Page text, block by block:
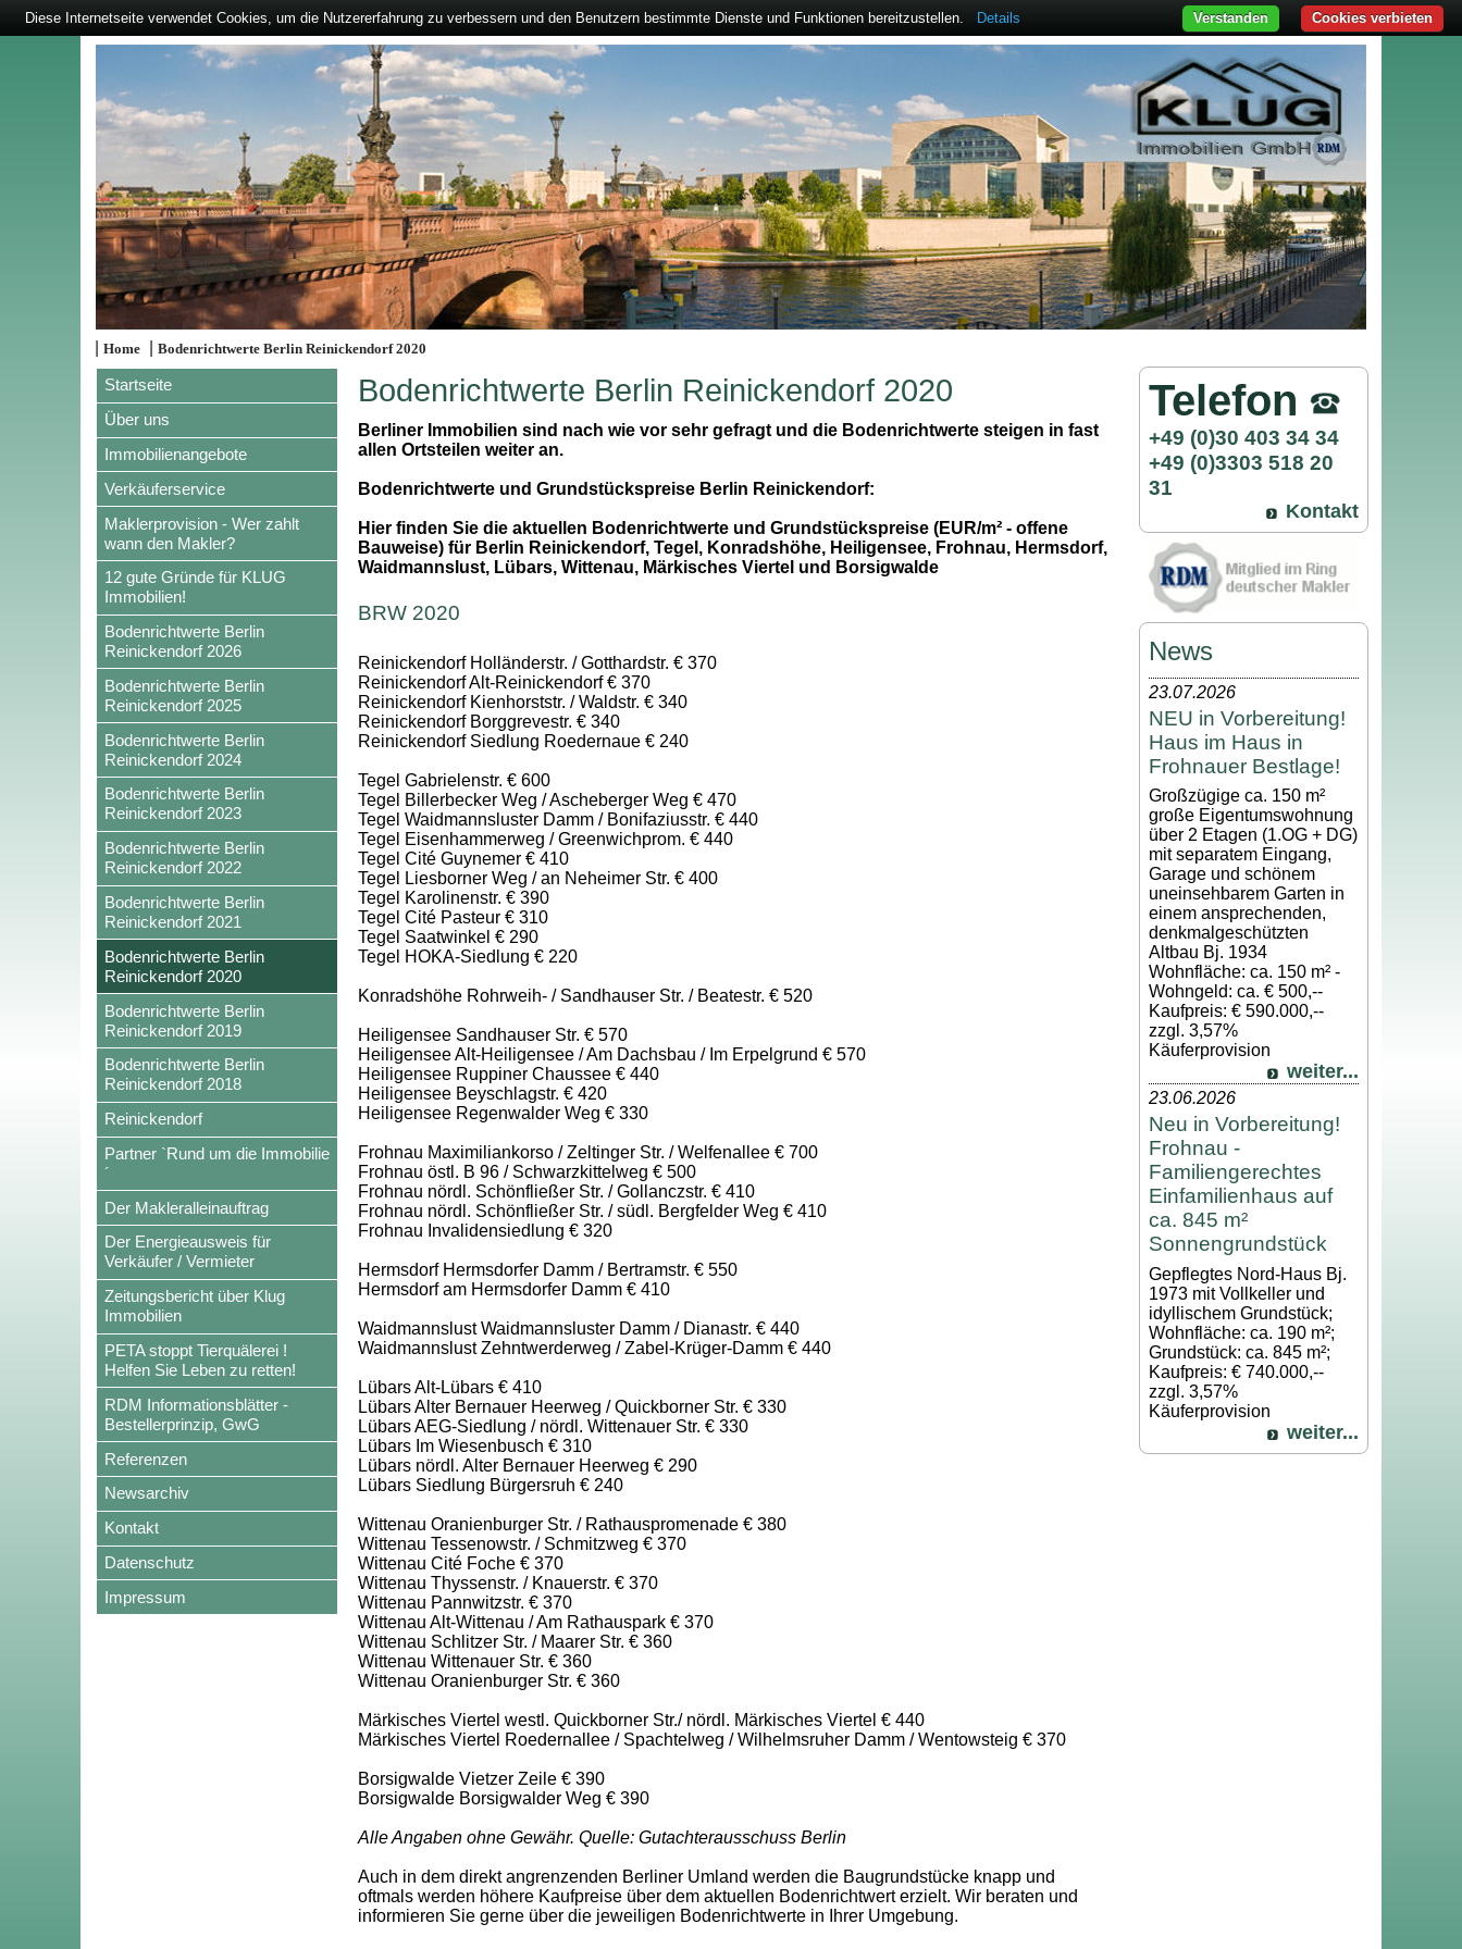
|Home |Bodenrichtwerte Berlin Reinickendorf 2020
Startseite
Über uns
Immobilienangebote
Verkäuferservice
Maklerprovision - Wer zahlt
wann den Makler?
12 gute Gründe für KLUG
Immobilien!
Bodenrichtwerte Berlin
Reinickendorf 2026
Bodenrichtwerte Berlin
Reinickendorf 2025
Bodenrichtwerte Berlin
Reinickendorf 2024
Bodenrichtwerte Berlin
Reinickendorf 2023
Bodenrichtwerte Berlin
Reinickendorf 2022
Bodenrichtwerte Berlin
Reinickendorf 2021
Bodenrichtwerte Berlin
Reinickendorf 2020
Bodenrichtwerte Berlin
Reinickendorf 2019
Bodenrichtwerte Berlin
Reinickendorf 2018
Reinickendorf
Partner `Rund um die Immobilie
´
Der Makleralleinauftrag
Der Energieausweis für
Verkäufer / Vermieter
Zeitungsbericht über Klug
Immobilien
PETA stoppt Tierquälerei !
Helfen Sie Leben zu retten!
RDM Informationsblätter -
Bestellerprinzip, GwG
Referenzen
Newsarchiv
Kontakt
Datenschutz
Impressum
Bodenrichtwerte Berlin Reinickendorf 2020
Berliner Immobilien sind nach wie vor sehr gefragt und die Bodenrichtwerte steigen in fast
allen Ortsteilen weiter an.
Bodenrichtwerte und Grundstückspreise Berlin Reinickendorf:
Hier finden Sie die aktuellen Bodenrichtwerte und Grundstückspreise (EUR/m² - offene
Bauweise) für Berlin Reinickendorf, Tegel, Konradshöhe, Heiligensee, Frohnau, Hermsdorf,
Waidmannslust, Lübars, Wittenau, Märkisches Viertel und Borsigwalde
BRW 2020
Reinickendorf Holländerstr. / Gotthardstr. € 370
Reinickendorf Alt-Reinickendorf € 370
Reinickendorf Kienhorststr. / Waldstr. € 340
Reinickendorf Borggrevestr. € 340
Reinickendorf Siedlung Roedernaue € 240
Tegel Gabrielenstr. € 600
Tegel Billerbecker Weg / Ascheberger Weg € 470
Tegel Waidmannsluster Damm / Bonifaziusstr. € 440
Tegel Eisenhammerweg / Greenwichprom. € 440
Tegel Cité Guynemer € 410
Tegel Liesborner Weg / an Neheimer Str. € 400
Tegel Karolinenstr. € 390
Tegel Cité Pasteur € 310
Tegel Saatwinkel € 290
Tegel HOKA-Siedlung € 220
Konradshöhe Rohrweih- / Sandhauser Str. / Beatestr. € 520
Heiligensee Sandhauser Str. € 570
Heiligensee Alt-Heiligensee / Am Dachsbau / Im Erpelgrund € 570
Heiligensee Ruppiner Chaussee € 440
Heiligensee Beyschlagstr. € 420
Heiligensee Regenwalder Weg € 330
Frohnau Maximiliankorso / Zeltinger Str. / Welfenallee € 700
Frohnau östl. B 96 / Schwarzkittelweg € 500
Frohnau nördl. Schönfließer Str. / Gollanczstr. € 410
Frohnau nördl. Schönfließer Str. / südl. Bergfelder Weg € 410
Frohnau Invalidensiedlung € 320
Hermsdorf Hermsdorfer Damm / Bertramstr. € 550
Hermsdorf am Hermsdorfer Damm € 410
Waidmannslust Waidmannsluster Damm / Dianastr. € 440
Waidmannslust Zehntwerderweg / Zabel-Krüger-Damm € 440
Lübars Alt-Lübars € 410
Lübars Alter Bernauer Heerweg / Quickborner Str. € 330
Lübars AEG-Siedlung / nördl. Wittenauer Str. € 330
Lübars Im Wiesenbusch € 310
Lübars nördl. Alter Bernauer Heerweg € 290
Lübars Siedlung Bürgersruh € 240
Wittenau Oranienburger Str. / Rathauspromenade € 380
Wittenau Tessenowstr. / Schmitzweg € 370
Wittenau Cité Foche € 370
Wittenau Thyssenstr. / Knauerstr. € 370
Wittenau Pannwitzstr. € 370
Wittenau Alt-Wittenau / Am Rathauspark € 370
Wittenau Schlitzer Str. / Maarer Str. € 360
Wittenau Wittenauer Str. € 360
Wittenau Oranienburger Str. € 360
Märkisches Viertel westl. Quickborner Str./ nördl. Märkisches Viertel € 440
Märkisches Viertel Roedernallee / Spachtelweg / Wilhelmsruher Damm / Wentowsteig € 370
Borsigwalde Vietzer Zeile € 390
Borsigwalde Borsigwalder Weg € 390
Alle Angaben ohne Gewähr. Quelle: Gutachterausschuss Berlin
Auch in dem direkt angrenzenden Berliner Umland werden die Baugrundstücke knapp und
oftmals werden höhere Kaufpreise über dem aktuellen Bodenrichtwert erzielt. Wir beraten und
informieren Sie gerne über die jeweiligen Bodenrichtwerte in Ihrer Umgebung.
Telefon
+49 (0)30 403 34 34
+49 (0)3303 518 20
31
Kontakt
News
23.07.2026
NEU in Vorbereitung!
Haus im Haus in
Frohnauer Bestlage!
Großzügige ca. 150 m²
große Eigentumswohnung
über 2 Etagen (1.OG + DG)
mit separatem Eingang,
Garage und schönem
uneinsehbarem Garten in
einem ansprechenden,
denkmalgeschützten
Altbau Bj. 1934
Wohnfläche: ca. 150 m² -
Wohngeld: ca. € 500,--
Kaufpreis: € 590.000,--
zzgl. 3,57%
Käuferprovision
weiter...
23.06.2026
Neu in Vorbereitung!
Frohnau -
Familiengerechtes
Einfamilienhaus auf
ca. 845 m²
Sonnengrundstück
Gepflegtes Nord-Haus Bj.
1973 mit Vollkeller und
idyllischem Grundstück;
Wohnfläche: ca. 190 m²;
Grundstück: ca. 845 m²;
Kaufpreis: € 740.000,--
zzgl. 3,57%
Käuferprovision
weiter...
Diese Internetseite verwendet Cookies, um die Nutzererfahrung zu verbessern und den Benutzern bestimmte Dienste und Funktionen bereitzustellen. Details Cookies verbieten
Verstanden